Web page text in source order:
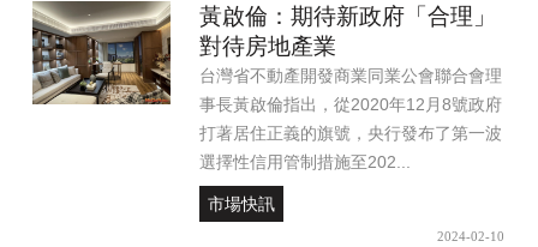
黃啟倫：期待新政府「合理」
對待房地產業
台灣省不動產開發商業同業公會聯合會理
事長黃啟倫指出，從2020年12月8號政府
打著居住正義的旗號，央行發布了第一波
選擇性信用管制措施至202...
市場快訊
2024-02-10